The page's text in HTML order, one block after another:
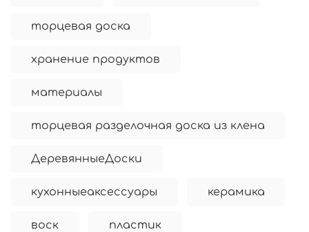
торцевая доска
хранение продуктов
материалы
торцевая разделочная доска из клена
ДеревянныеДоски
кухонныеаксессуары керамика
воск пластик